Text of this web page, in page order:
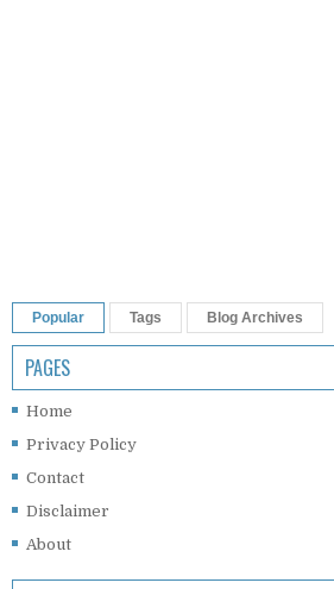
Popular Tags Blog Archives
PAGES
Home
Privacy Policy
Contact
Disclaimer
About